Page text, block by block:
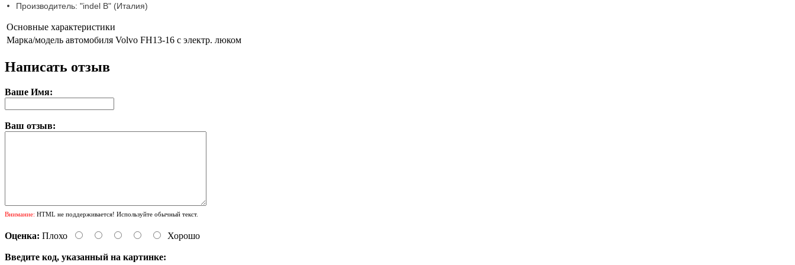
Производитель: "indel B" (Италия)
Основные характеристики
Марка/модель автомобиля Volvo FH13-16 с электр. люком
Написать отзыв
Ваше Имя:
Ваш отзыв:
Внимание: HTML не поддерживается! Используйте обычный текст.
Оценка: Плохо Хорошо
Введите код, указанный на картинке: